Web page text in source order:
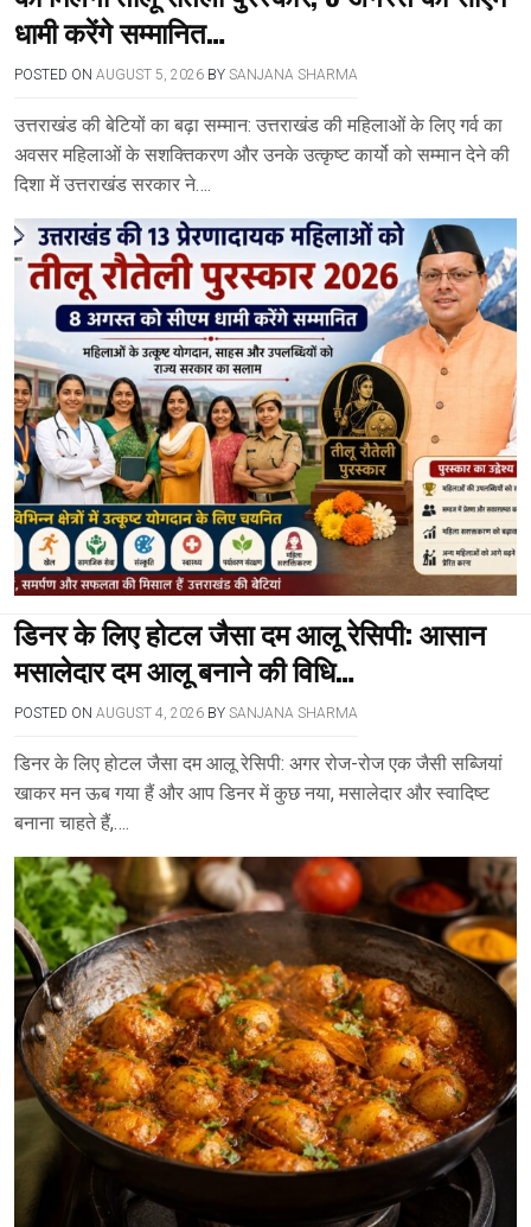
धामी करेंगे सम्मानित…
POSTED ON AUGUST 5, 2026 BY SANJANA SHARMA
उत्तराखंड की बेटियों का बढ़ा सम्मान: उत्तराखंड की महिलाओं के लिए गर्व का
अवसर महिलाओं के सशक्तिकरण और उनके उत्कृष्ट कार्यो को सम्मान देने की
दिशा में उत्तराखंड सरकार ने….
डिनर के लिए होटल जैसा दम आलू रेसिपी: आसान
मसालेदार दम आलू बनाने की विधि…
POSTED ON AUGUST 4, 2026 BY SANJANA SHARMA
डिनर के लिए होटल जैसा दम आलू रेसिपी: अगर रोज-रोज एक जैसी सब्जियां
खाकर मन ऊब गया हैं और आप डिनर में कुछ नया, मसालेदार और स्वादिष्ट
बनाना चाहते हैं,….